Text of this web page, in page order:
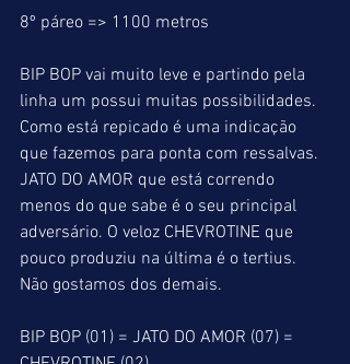
8º páreo => 1100 metros
BIP BOP vai muito leve e partindo pela
linha um possui muitas possibilidades.
Como está repicado é uma indicação
que fazemos para ponta com ressalvas.
JATO DO AMOR que está correndo
menos do que sabe é o seu principal
adversário. O veloz CHEVROTINE que
pouco produziu na última é o tertius.
Não gostamos dos demais.
BIP BOP (01) = JATO DO AMOR (07) =